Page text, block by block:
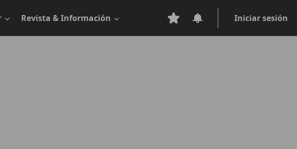
Revista & Información Iniciar sesión